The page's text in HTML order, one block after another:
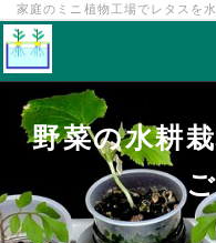
家庭のミニ植物工場でレタスを
野菜の水耕